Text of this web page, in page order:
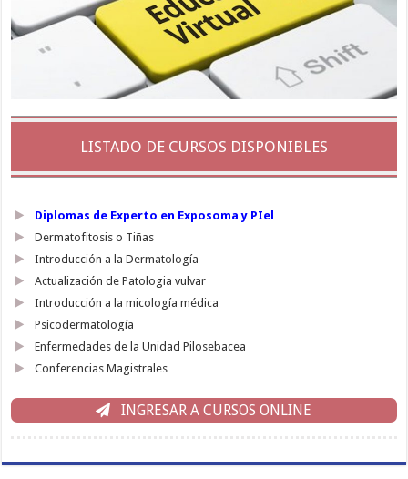
LISTADO DE CURSOS DISPONIBLES
Diplomas de Experto en Exposoma y PIel
Dermatofitosis o Tiñas
Introducción a la Dermatología
Actualización de Patologia vulvar
Introducción a la micología médica
Psicodermatología
Enfermedades de la Unidad Pilosebacea
Conferencias Magistrales
INGRESAR A CURSOS ONLINE